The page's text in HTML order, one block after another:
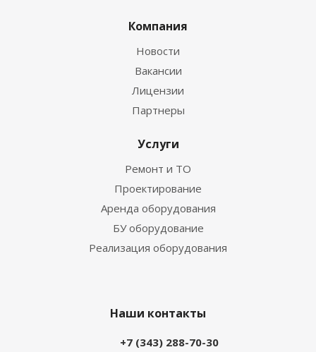
Компания
Новости
Вакансии
Лицензии
Партнеры
Услуги
Ремонт и ТО
Проектирование
Аренда оборудования
БУ оборудование
Реализация оборудования
Наши контакты
+7 (343) 288-70-30